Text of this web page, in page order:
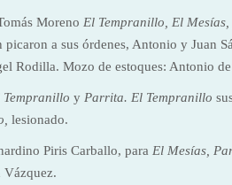
Moreno El Tempranillo, El Mesías,
a sus órdenes, Antonio y Juan
Rodilla. Mozo de estoques: Antonio de
Tempranillo y Parrita. El Tempranillo
lesionado.
Piris Carballo, para El Mesías,